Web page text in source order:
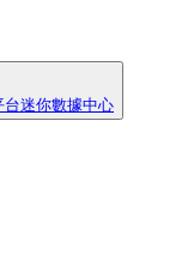
台迷你數據中心